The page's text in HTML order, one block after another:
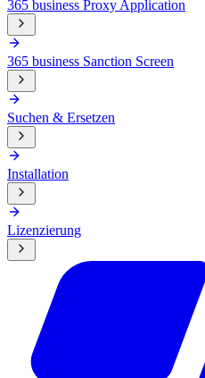
365 business Proxy Application
365 business Sanction Screen
Suchen & Ersetzen
Installation
Lizenzierung